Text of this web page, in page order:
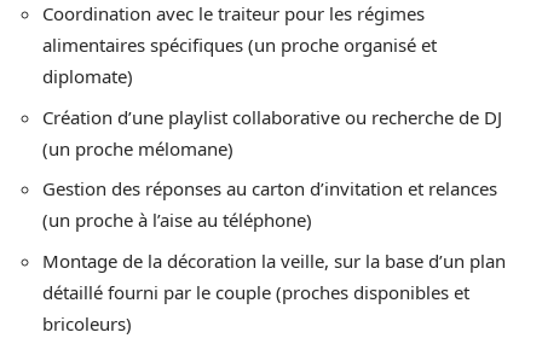
Coordination avec le traiteur pour les régimes
alimentaires spécifiques (un proche organisé et
diplomate)
Création d’une playlist collaborative ou recherche de DJ
(un proche mélomane)
Gestion des réponses au carton d’invitation et relances
(un proche à l’aise au téléphone)
Montage de la décoration la veille, sur la base d’un plan
détaillé fourni par le couple (proches disponibles et
bricoleurs)